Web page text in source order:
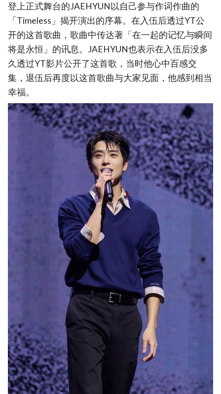
登上正式舞台的JAEHYUN以自己参与作词作曲的
「Timeless」揭开演出的序幕。在入伍后透过YT公
开的这首歌曲，歌曲中传达著「在一起的记忆与瞬间
将是永恒」的讯息。JAEHYUN也表示在入伍后没多
久透过YT影片公开了这首歌，当时他心中百感交
集，退伍后再度以这首歌曲与大家见面，他感到相当
幸福。